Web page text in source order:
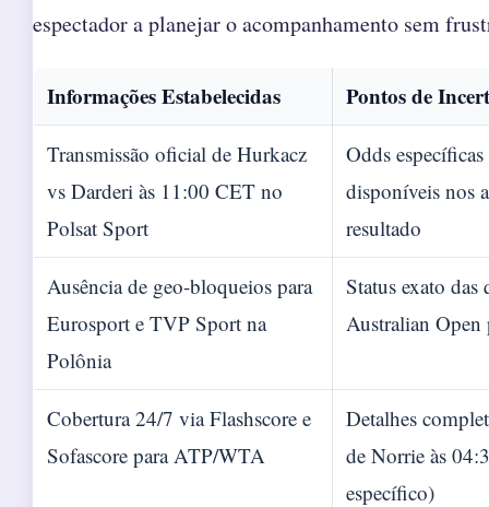
espectador a planejar o acompanhamento sem
Informações Estabelecidas Pontos de
Transmissão oficial de Hurkacz
vs Darderi às 11:00 CET no
Polsat Sport
Odds
disponíveis nos
resultado
Ausência de geo-bloqueios para
Eurosport e TVP Sport na
Polônia
Status exato
Australian Open
Cobertura 24/7 via Flashscore e
Sofascore para ATP/WTA
Detalhes
de Norrie às
específico)